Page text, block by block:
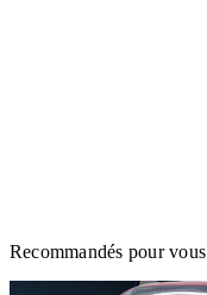
Recommandés pour vous